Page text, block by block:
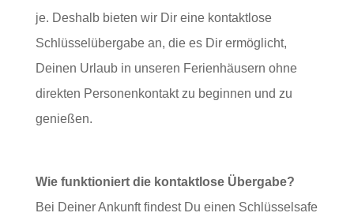
je. Deshalb bieten wir Dir eine kontaktlose
Schlüsselübergabe an, die es Dir ermöglicht,
Deinen Urlaub in unseren Ferienhäusern ohne
direkten Personenkontakt zu beginnen und zu
genießen.
Wie funktioniert die kontaktlose Übergabe?
Bei Deiner Ankunft findest Du einen Schlüsselsafe